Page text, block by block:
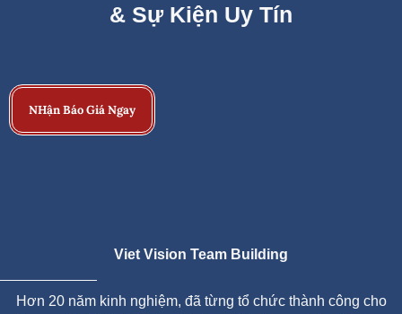
& Sự Kiện Uy Tín
NHận Báo Giá Ngay
Viet Vision Team Building
Hơn 20 năm kinh nghiệm, đã từng tổ chức thành công cho